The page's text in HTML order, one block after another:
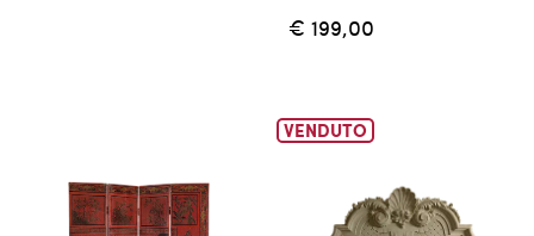
€ 199,00
VENDUTO